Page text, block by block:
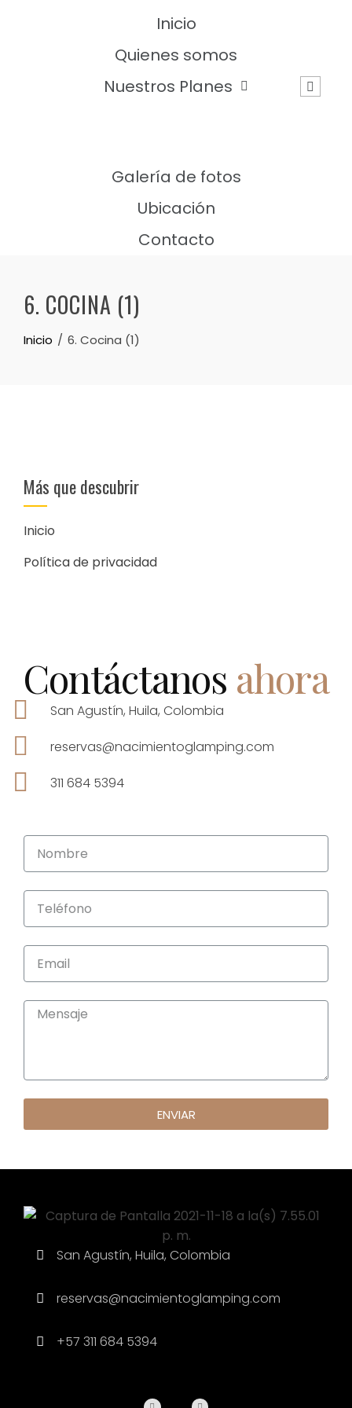
Inicio
Quienes somos
Nuestros Planes
Galería de fotos
Ubicación
Contacto
6. COCINA (1)
Inicio 6. Cocina (1)
Más que descubrir
Inicio
Política de privacidad
Contáctanos ahora
San Agustín, Huila, Colombia
reservas@nacimientoglamping.com
311 684 5394
ENVIAR
San Agustín, Huila, Colombia
reservas@nacimientoglamping.com
+57 311 684 5394